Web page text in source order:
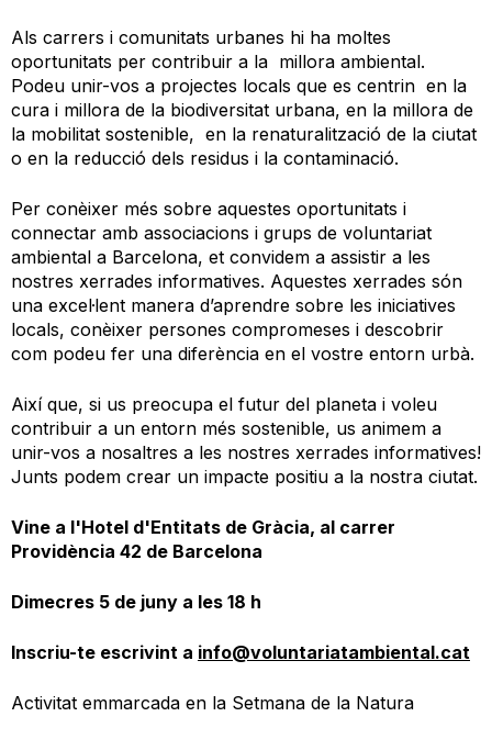
Als carrers i comunitats urbanes hi ha moltes
oportunitats per contribuir a la millora ambiental.
Podeu unir-vos a projectes locals que es centrin en la
cura i millora de la biodiversitat urbana, en la millora de
la mobilitat sostenible, en la renaturalització de la ciutat
o en la reducció dels residus i la contaminació.
Per conèixer més sobre aquestes oportunitats i
connectar amb associacions i grups de voluntariat
ambiental a Barcelona, et convidem a assistir a les
nostres xerrades informatives. Aquestes xerrades són
una excel·lent manera d’aprendre sobre les iniciatives
locals, conèixer persones compromeses i descobrir
com podeu fer una diferència en el vostre entorn urbà.
Així que, si us preocupa el futur del planeta i voleu
contribuir a un entorn més sostenible, us animem a
unir-vos a nosaltres a les nostres xerrades informatives!
Junts podem crear un impacte positiu a la nostra ciutat.
Vine a l'Hotel d'Entitats de Gràcia, al carrer
Providència 42 de Barcelona
Dimecres 5 de juny a les 18 h
Inscriu-te escrivint a info@voluntariatambiental.cat
Activitat emmarcada en la Setmana de la Natura